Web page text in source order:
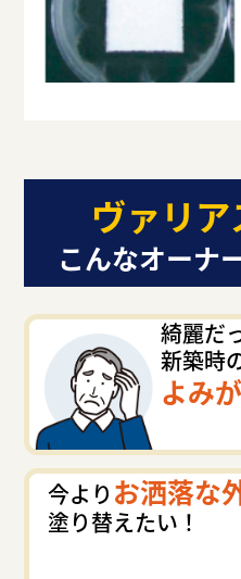
ヴァリ
こんなオーナ
綺麗だ
新築時
よみ
今より お洒落な
塗り替えたい！